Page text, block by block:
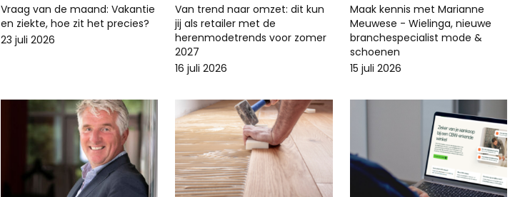
Vraag van de maand: Vakantie
en ziekte, hoe zit het precies?
23 juli 2026
Van trend naar omzet: dit kun
jij als retailer met de
herenmodetrends voor zomer
2027
16 juli 2026
Maak kennis met Marianne
Meuwese - Wielinga, nieuwe
branchespecialist mode &
schoenen
15 juli 2026